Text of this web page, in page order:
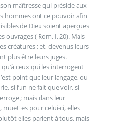
maîtresse qui préside aux
hommes ont ce pouvoir afin
de Dieu soient aperçues
ouvrages ( Rom. I, 20). Mais
créatures ; et, devenus leurs
plus être leurs juges.
ceux qui les interrogent
point que leur langage, ou
si l’un ne fait que voir, si
; mais dans leur
muettes pour celui-ci, elles
elles parlent à tous, mais